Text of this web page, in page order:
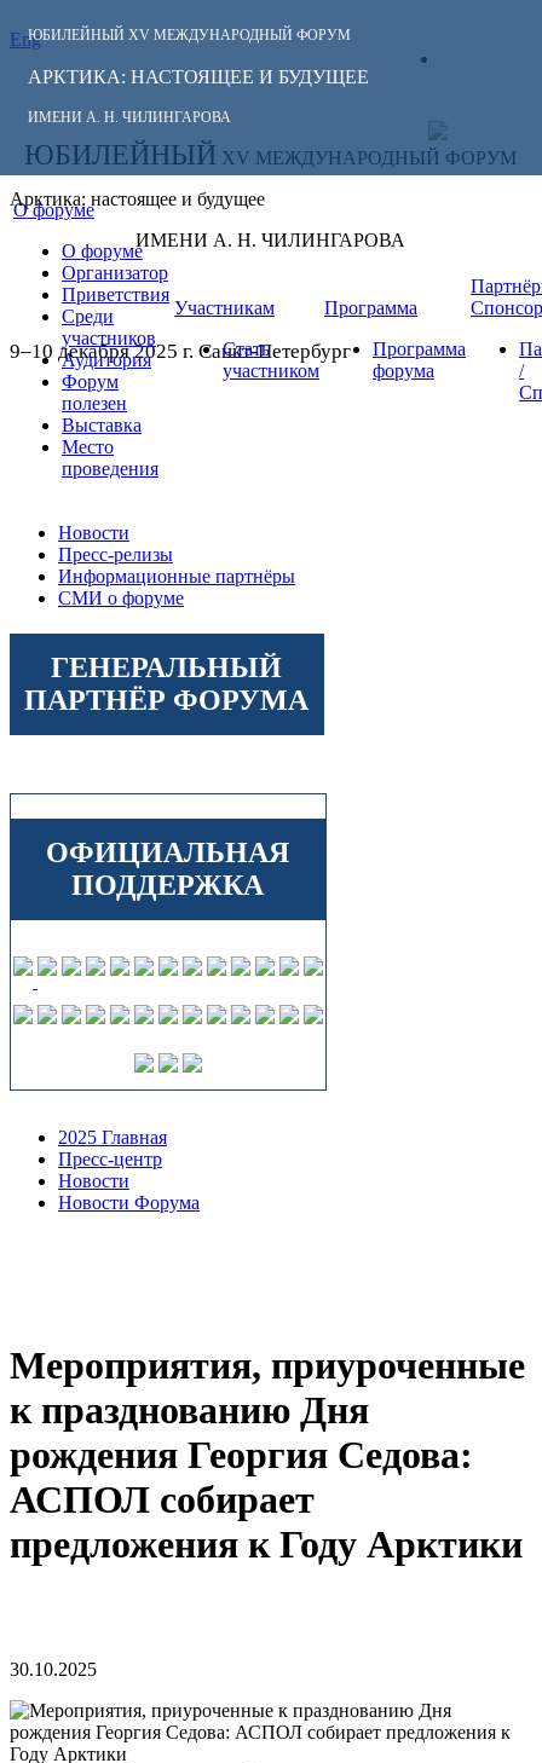
ЮБИЛЕЙНЫЙ XV МЕЖДУНАРОДНЫЙ ФОРУМ
АРКТИКА: НАСТОЯЩЕЕ И БУДУЩЕЕ
ИМЕНИ А. Н. ЧИЛИНГАРОВА
Eng
СЛЕДИТЕ ЗА
НОВОСТЯМИ
ФОРУМА:
ЮБИЛЕЙНЫЙ XV МЕЖДУНАРОДНЫЙ ФОРУМ
Арктика: настоящее и будущее
ИМЕНИ А. Н. ЧИЛИНГАРОВА
9–10 декабря 2025 г. Санкт-Петербург
О форуме
О форуме
Организатор
Приветствия
Среди
участников
Аудитория
Форум
полезен
Выставка
Место
проведения
Участникам
Стать
участником
Программа
Программа
форума
/
Новости
Пресс-релизы
Информационные партнёры
СМИ о форуме
ГЕНЕРАЛЬНЫЙ
ПАРТНЁР ФОРУМА
ОФИЦИАЛЬНАЯ
ПОДДЕРЖКА
2025 Главная
Пресс-центр
Новости
Новости Форума
Мероприятия, приуроченные
к празднованию Дня
рождения Георгия Седова:
АСПОЛ собирает
предложения к Году Арктики
30.10.2025